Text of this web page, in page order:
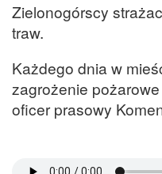
Zielonogórscy
traw.
Każdego dnia w
zagrożenie
oficer prasowy